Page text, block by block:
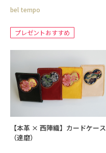
bel tempo
プレゼントおすすめ
【本革 × 西陣織】カードケース
（達磨）